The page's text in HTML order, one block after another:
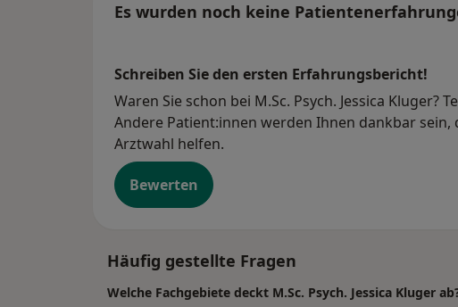
Jugendlichenpsychotherapie in Mutterstadt
Es wurden noch keine
Schreiben Sie den ersten Erfahrungsbericht!
Waren Sie schon bei M.Sc. Psych. Jessica Kluger?
Andere Patient:innen werden Ihnen dankbar sein,
Arztwahl helfen.
Bewerten
Häufig gestellte Fragen
Welche Fachgebiete deckt M.Sc. Psych. Jessica Kluger